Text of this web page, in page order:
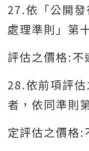
27.依「公開
處理準則」第
評估之價格:不
28.依前項評
者，依同準則
定評估之價格: